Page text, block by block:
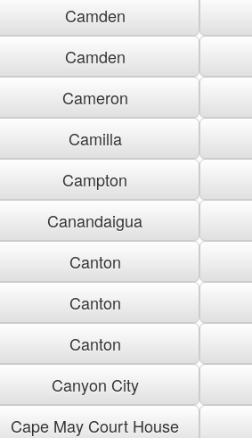
Camden
Camden
Cameron
Camilla
Campton
Canandaigua
Canton
Canton
Canton
Canyon City
Cape May Court House